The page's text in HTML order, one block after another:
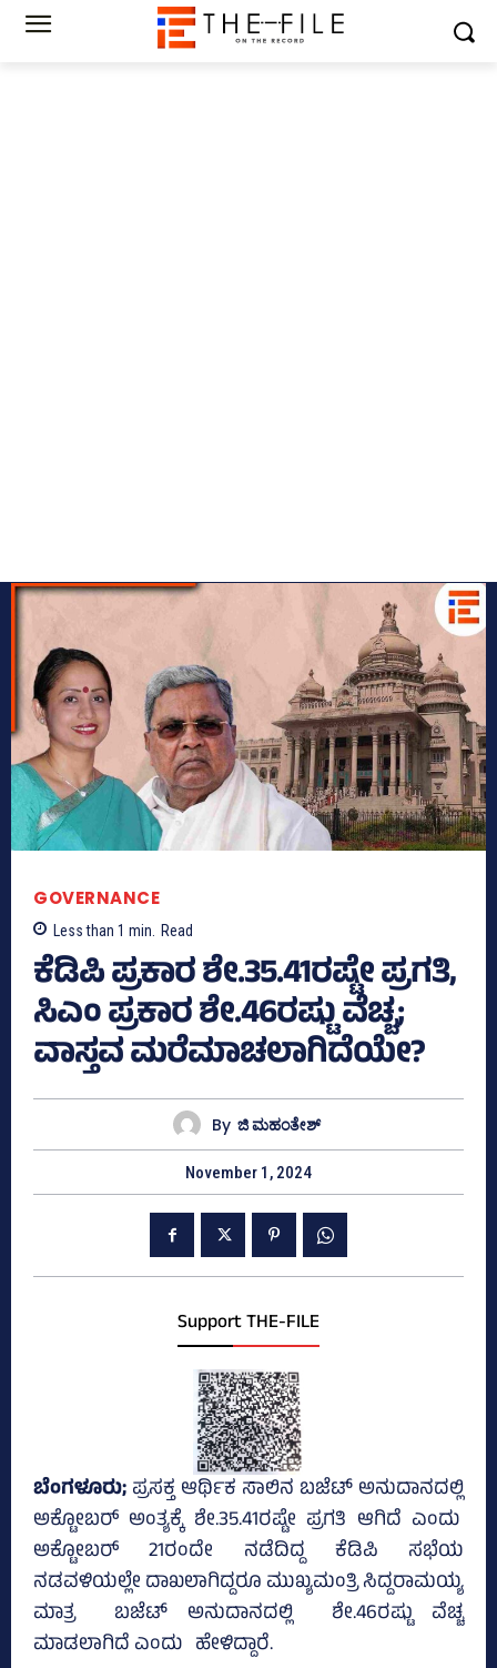
GOVERNANCE
Less than 1 min. Read
ಕೆಡಿಪಿ ಪ್ರಕಾರ ಶೇ.35.41ರಷ್ಟೇ ಪ್ರಗತಿ,
ಸಿಎಂ ಪ್ರಕಾರ ಶೇ.46ರಷ್ಟು ವೆಚ್ಚ;
ವಾಸ್ತವ ಮರೆಮಾಚಲಾಗಿದೆಯೇ?
By ಜಿ ಮಹಂತೇಶ್
November 1, 2024
Support THE-FILE
ಬೆಂಗಳೂರು; ಪ್ರಸಕ್ತ ಆರ್ಥಿಕ ಸಾಲಿನ ಬಜೆಟ್‌ ಅನುದಾನದಲ್ಲಿ
ಅಕ್ಟೋಬರ್‌ ಅಂತ್ಯಕ್ಕೆ ಶೇ.35.41ರಷ್ಟೇ ಪ್ರಗತಿ ಆಗಿದೆ ಎಂದು
ಅಕ್ಟೋಬರ್‌ 21ರಂದೇ ನಡೆದಿದ್ದ ಕೆಡಿಪಿ ಸಭೆಯ
ನಡವಳಿಯಲ್ಲೇ ದಾಖಲಾಗಿದ್ದರೂ ಮುಖ್ಯಮಂತ್ರಿ ಸಿದ್ದರಾಮಯ್ಯ
ಮಾತ್ರ ಬಜೆಟ್‌ ಅನುದಾನದಲ್ಲಿ ಶೇ.46ರಷ್ಟು ವೆಚ್ಚ
ಮಾಡಲಾಗಿದೆ ಎಂದು ಹೇಳಿದ್ದಾರೆ.